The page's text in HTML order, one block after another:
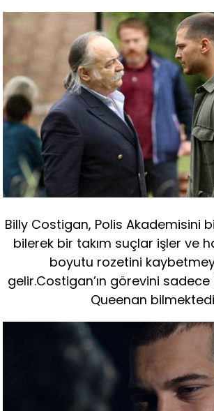
Billy Costigan, Polis Akademisini
bilerek bir takım suçlar işler ve
boyutu rozetini
gelir.Costigan’ın görevini sadece
Queenan